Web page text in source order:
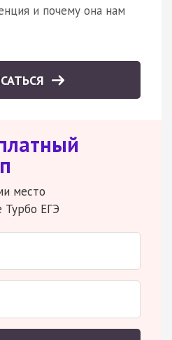
и почему она нам
место
Турбо ЕГЭ